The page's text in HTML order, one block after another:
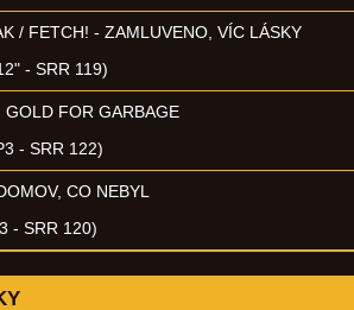
/ FETCH! - ZAMLUVENO, VÍC LÁSKY
- SRR 119)
GOLD FOR GARBAGE
- SRR 122)
CO NEBYL
- SRR 120)